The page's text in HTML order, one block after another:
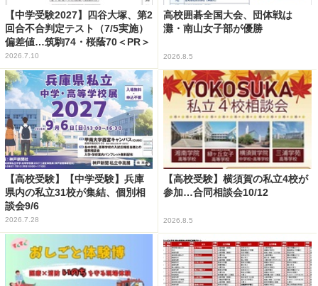
【中学受験2027】四谷大塚、第2
回合不合判定テスト（7/5実施）
偏差値…筑駒74・桜蔭70＜PR＞
2026.7.10
高校囲碁全国大会、団体戦は
灘・南山女子部が優勝
2026.8.5
【高校受験】【中学受験】兵庫
県内の私立31校が集結、個別相
談会9/6
2026.7.28
【高校受験】横須賀の私立4校が
参加…合同相談会10/12
2026.8.5